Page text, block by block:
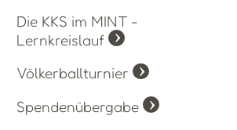
Die KKS im MINT -
Lernkreislauf
Völkerballturnier
Spendenübergabe